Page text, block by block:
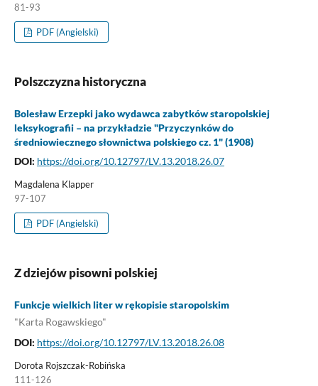
81-93
PDF (Angielski)
Polszczyzna historyczna
Bolesław Erzepki jako wydawca zabytków staropolskiej
leksykografii – na przykładzie "Przyczynków do
średniowiecznego słownictwa polskiego cz. 1" (1908)
DOI: https://doi.org/10.12797/LV.13.2018.26.07
Magdalena Klapper
97-107
PDF (Angielski)
Z dziejów pisowni polskiej
Funkcje wielkich liter w rękopisie staropolskim
"Karta Rogawskiego"
DOI: https://doi.org/10.12797/LV.13.2018.26.08
Dorota Rojszczak-Robińska
111-126